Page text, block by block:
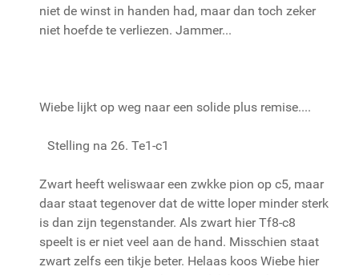
niet de winst in handen had, maar dan toch zeker
niet hoefde te verliezen. Jammer...
Wiebe lijkt op weg naar een solide plus remise....
Stelling na 26. Te1-c1
Zwart heeft weliswaar een zwkke pion op c5, maar
daar staat tegenover dat de witte loper minder sterk
is dan zijn tegenstander. Als zwart hier Tf8-c8
speelt is er niet veel aan de hand. Misschien staat
zwart zelfs een tikje beter. Helaas koos Wiebe hier